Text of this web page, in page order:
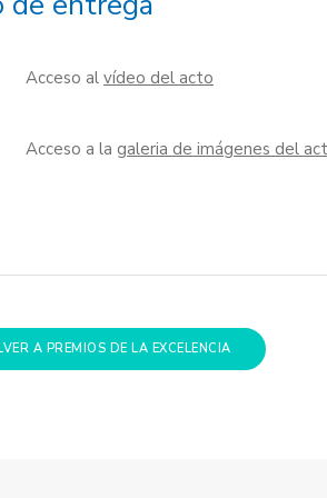
Acceso al vídeo del acto
Acceso a la galeria de imágenes del
A PREMIOS DE LA EXCELENCIA